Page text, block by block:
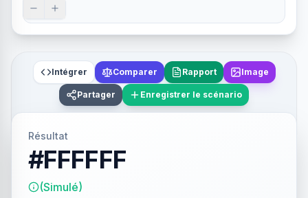
Intégrer Comparer Rapport Image
Partager Enregistrer le scénario
Résultat
#FFFFFF
(Simulé)